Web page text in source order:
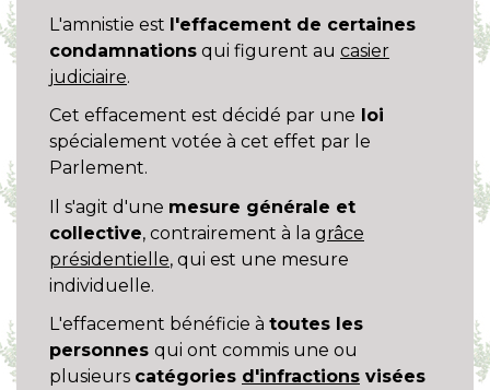
L'amnistie est l'effacement de certaines
condamnations qui figurent au casier
judiciaire.
Cet effacement est décidé par une loi
spécialement votée à cet effet par le
Parlement.
Il s'agit d'une mesure générale et
collective, contrairement à la grâce
présidentielle, qui est une mesure
individuelle.
L'effacement bénéficie à toutes les
personnes qui ont commis une ou
plusieurs catégories d'infractions visées